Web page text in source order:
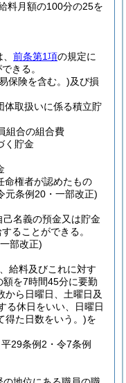
料月額の100分の25を
前条第1項の規定に
きる。
保険を含む。)及び損
体取扱いに係る積立貯
組合の組合費
く貯金
命権者が認めたもの
元条例20・一部改正)
名義の預金又は貯金
ることができる。
部改正)
給料及びこれに対す
を7時間45分に要勤
から日曜日、土曜日及
る休日をいい、日曜日
得た日数をいう。)を
29条例2・令7条例